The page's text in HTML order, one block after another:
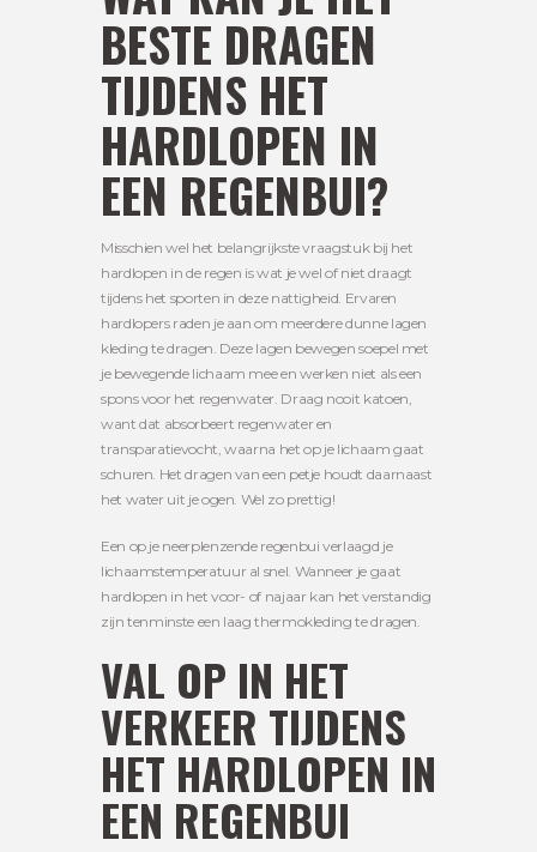
BESTE DRAGEN
TIJDENS HET
HARDLOPEN IN
EEN REGENBUI?
Misschien wel het belangrijkste vraagstuk bij het
hardlopen in de regen is wat je wel of niet draagt
tijdens het sporten in deze nattigheid. Ervaren
hardlopers raden je aan om meerdere dunne lagen
kleding te dragen. Deze lagen bewegen soepel met
je bewegende lichaam mee en werken niet als een
spons voor het regenwater. Draag nooit katoen,
want dat absorbeert regenwater en
transparatievocht, waarna het op je lichaam gaat
schuren. Het dragen van een petje houdt daarnaast
het water uit je ogen. Wel zo prettig!
Een op je neerplenzende regenbui verlaagd je
lichaamstemperatuur al snel. Wanneer je gaat
hardlopen in het voor- of najaar kan het verstandig
zijn tenminste een laag thermokleding te dragen.
VAL OP IN HET
VERKEER TIJDENS
HET HARDLOPEN IN
EEN REGENBUI